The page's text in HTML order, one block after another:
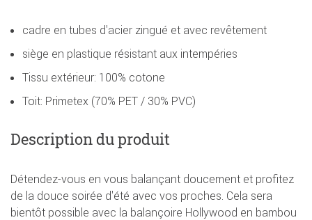
cadre en tubes d'acier zingué et avec revêtement
siège en plastique résistant aux intempéries
Tissu extérieur: 100% cotone
Toit: Primetex (70% PET / 30% PVC)
Description du produit
Détendez-vous en vous balançant doucement et profitez
de la douce soirée d'été avec vos proches. Cela sera
bientôt possible avec la balançoire Hollywood en bambou